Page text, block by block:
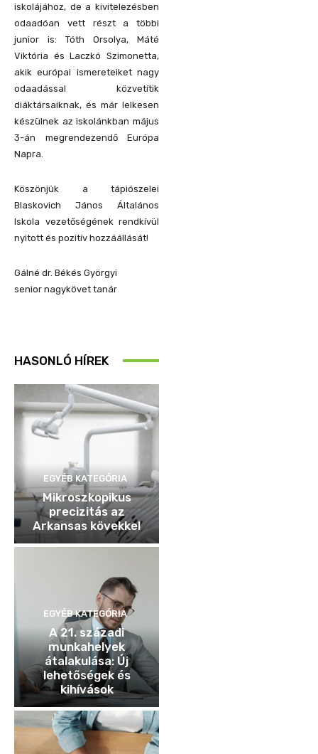
iskolájához, de a kivitelezésben
odaadóan vett részt a többi
junior is: Tóth Orsolya, Máté
Viktória és Laczkó Szimonetta,
akik európai ismereteiket nagy
odaadással közvetítik
diáktársaiknak, és már lelkesen
készülnek az iskolánkban május
3-án megrendezendő Európa
Napra.
Köszönjük a tápiószelei
Blaskovich János Általános
Iskola vezetőségének rendkívül
nyitott és pozitív hozzáállását!
Gálné dr. Békés Györgyi
senior nagykövet tanár
HASONLÓ HÍREK
EGYÉB KATEGÓRIA
Mikroszkopikus
precizitás az
Arkansas kövekkel
EGYÉB KATEGÓRIA
A 21. századi
munkahelyek
átalakulása: Új
lehetőségek és
kihívások